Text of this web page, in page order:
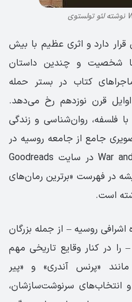
قرار دارد و اثری عظیم با بیش
شخصیت و چندین داستان
کتاب در بستر حمله
قرن نوزدهم رخ می‌دهد.
فلسفه، روان‌شناسی و زندگی
جامع از جامعه روسیه در
آن دوره ارائه می‌دهد. War and Peace در سایت Goodreads
از ۵ دارد و همیشه در فهرست «برترین رمان‌های
است.
روسیه – از جمله بزرگان
در کنار وقایع تاریخی مهم
«پرنس آندری» و «پیر
انتخاب‌های سرنوشت‌سازشان،